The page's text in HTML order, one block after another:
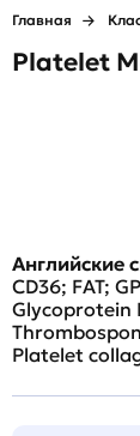
Главная
Platelet
Английские
CD36; FAT;
Glycoprotein
Platelet